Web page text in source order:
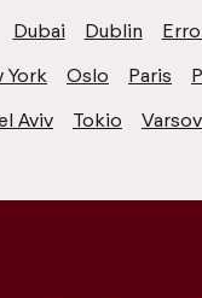
Dubai Dublin
York Oslo Paris
Aviv Tokio